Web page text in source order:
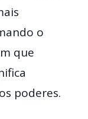
o
que
poderes.